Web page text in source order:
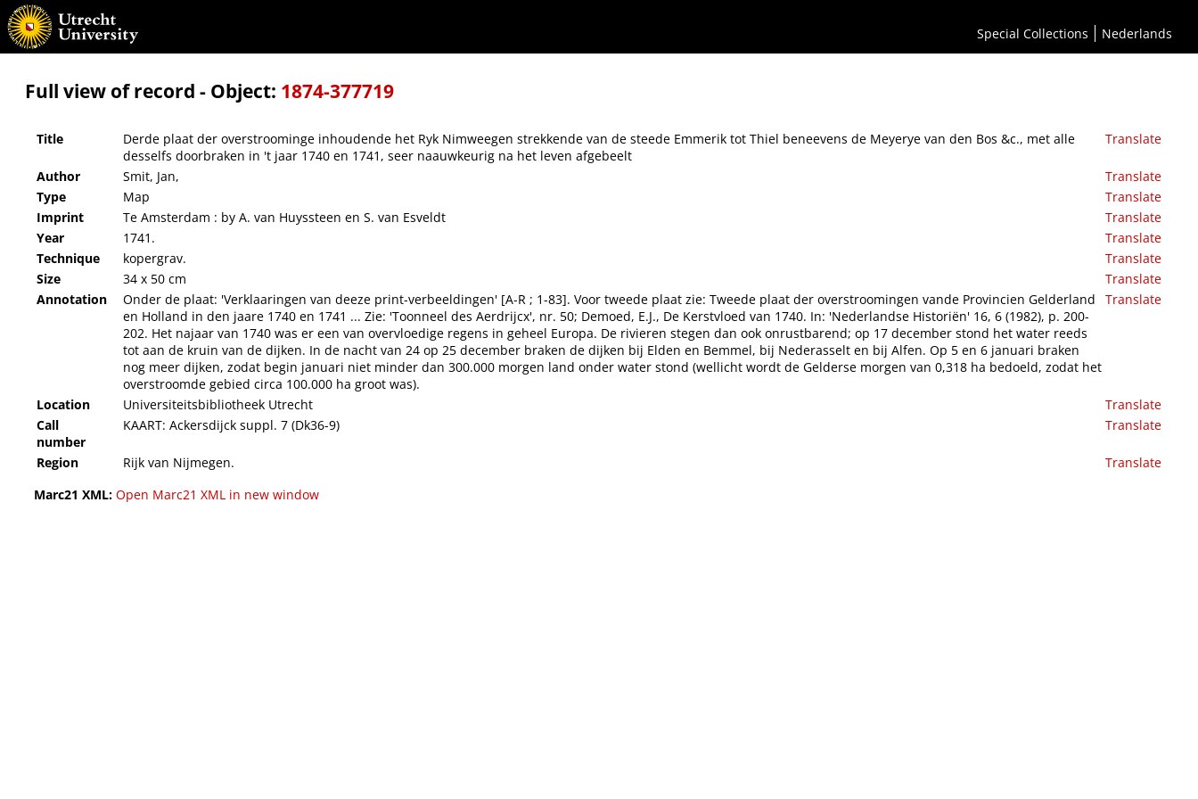
Special Collections Nederlands
Derde plaat der overstroominge inhoudende het Ryk Nimweegen strekkende van de steede Emmerik tot Thiel beneevens de Meyerye van den Bos &c., met alle desselfs doorbraken in 't jaar 1740 en 1741, seer naauwkeurig na het leven afgebeelt
Full view of record - Object: 1874-377719
Title
Derde plaat der overstroominge inhoudende het Ryk Nimweegen strekkende van de steede Emmerik tot Thiel beneevens de Meyerye van den Bos &c., met alle
desselfs doorbraken in 't jaar 1740 en 1741, seer naauwkeurig na het leven afgebeelt
Translate
Author Smit, Jan,
Translate
Type
Map
Translate
Imprint
Te Amsterdam : by A. van Huyssteen en S. van Esveldt
Translate
Year
1741.
Translate
Technique
kopergrav.
Translate
Size
34 x 50 cm
Translate
Annotation
Onder de plaat: 'Verklaaringen van deeze print-verbeeldingen' [A-R ; 1-83]. Voor tweede plaat zie: Tweede plaat der overstroomingen vande Provincien Gelderland
en Holland in den jaare 1740 en 1741 ... Zie: 'Toonneel des Aerdrijcx', nr. 50; Demoed, E.J., De Kerstvloed van 1740. In: 'Nederlandse Historiën' 16, 6 (1982), p. 200-
202. Het najaar van 1740 was er een van overvloedige regens in geheel Europa. De rivieren stegen dan ook onrustbarend; op 17 december stond het water reeds
tot aan de kruin van de dijken. In de nacht van 24 op 25 december braken de dijken bij Elden en Bemmel, bij Nederasselt en bij Alfen. Op 5 en 6 januari braken
nog meer dijken, zodat begin januari niet minder dan 300.000 morgen land onder water stond (wellicht wordt de Gelderse morgen van 0,318 ha bedoeld, zodat het
overstroomde gebied circa 100.000 ha groot was).
Translate
Location Universiteitsbibliotheek Utrecht
Translate
Call
number
KAART: Ackersdijck suppl. 7 (Dk36-9) Translate
Region Rijk van Nijmegen.
Translate
Marc21 XML: Open Marc21 XML in new window